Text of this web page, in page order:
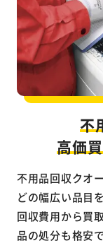
不
高価
不用品回収クオ
どの幅広い品目
回収費用から買
品の処分も格安